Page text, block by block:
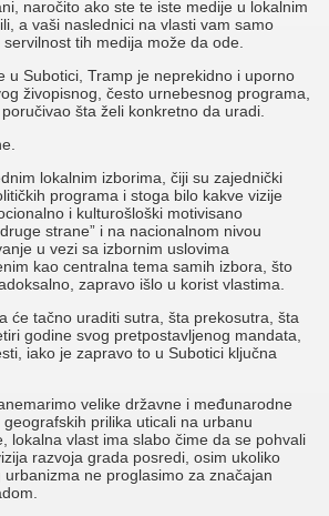
naročito ako ste te iste medije u lokalnim
a vaši naslednici na vlasti vam samo
tih medija može da ode.
u Subotici, Tramp je neprekidno i uporno
živopisnog, često urnebesnog programa,
šta želi konkretno da uradi.
lokalnim izborima, čiji su zajednički
programa i stoga bilo kakve vizije
i kulturošloški motivisano
strane” i na nacionalnom nivou
u vezi sa izbornim uslovima
kao centralna tema samih izbora, što
zapravo išlo u korist vlastima.
će tačno uraditi sutra, šta prekosutra, šta
godine svog pretpostavljenog mandata,
iako je zapravo to u Subotici ključna
velike državne i međunarodne
prilika uticali na urbanu
lokalna vlast ima slabo čime da se pohvali
razvoja grada posredi, osim ukoliko
ne proglasimo za značajan